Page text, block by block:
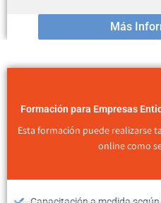
Más
Formación para Empresas
Esta formación puede realizarse
online como